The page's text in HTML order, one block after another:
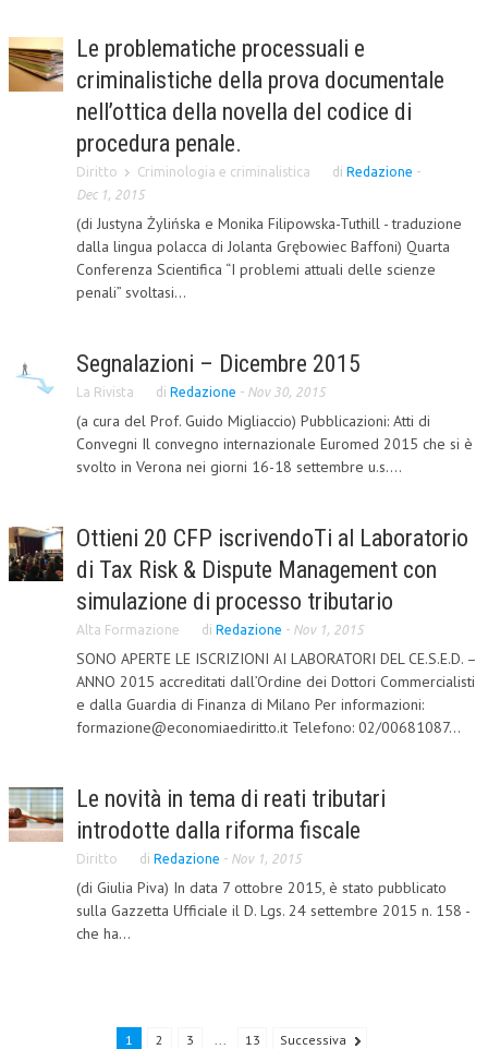
PERSONA E CITTÀ
L’UMANISTA
DIRITTO PENALE D’IMPRESA
DIRITTO DEL LAVORO
DIRITTO DEL WEB
DIRITTO DELLE IMPRESE IN CRISI
SICUREZZA SUL LAVORO
FISCO
DIRITTO TRIBUTARIO
TAX RISK MANAGEMENT
CRIMINOLOGIA TRIBUTARIA
TRANSFER PRICING
AMMINISTRATIVA
GIURISPRUDENZA
EUROPEA
COSTITUZIONALE
CIVILE
Le problematiche processuali e
criminalistiche della prova documentale
nell’ottica della novella del codice di
procedura penale.
Diritto Criminologia e criminalistica di Redazione -
Dec 1, 2015
(di Justyna Żylińska e Monika Filipowska-Tuthill - traduzione
dalla lingua polacca di Jolanta Grębowiec Baffoni) Quarta
Conferenza Scientifica “I problemi attuali delle scienze
penali” svoltasi...
Segnalazioni – Dicembre 2015
La Rivista di Redazione - Nov 30, 2015
(a cura del Prof. Guido Migliaccio) Pubblicazioni: Atti di
Convegni Il convegno internazionale Euromed 2015 che si è
svolto in Verona nei giorni 16-18 settembre u.s....
Ottieni 20 CFP iscrivendoTi al Laboratorio
di Tax Risk & Dispute Management con
simulazione di processo tributario
Alta Formazione di Redazione - Nov 1, 2015
SONO APERTE LE ISCRIZIONI AI LABORATORI DEL CE.S.E.D. –
ANNO 2015 accreditati dall’Ordine dei Dottori Commercialisti
e dalla Guardia di Finanza di Milano Per informazioni:
formazione@economiaediritto.it Telefono: 02/00681087...
Le novità in tema di reati tributari
introdotte dalla riforma fiscale
Diritto di Redazione - Nov 1, 2015
(di Giulia Piva) In data 7 ottobre 2015, è stato pubblicato
sulla Gazzetta Ufficiale il D. Lgs. 24 settembre 2015 n. 158 -
che ha...
1 2 3 ... 13 Successiva